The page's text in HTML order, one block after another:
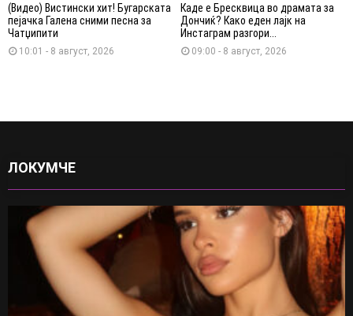
(Видео) Вистински хит! Бугарската
пејачка Галена сними песна за
Чатџипити
10:01 - 8 август, 2026
Каде е Бресквица во драмата за
Дончиќ? Како еден лајк на
Инстаграм разгори...
09:00 - 8 август, 2026
ЛОКУМЧЕ